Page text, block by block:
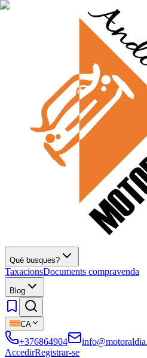
Què busques?
TaxacionsDocuments compravenda
Blog
CA
+376864904
AccedirRegistrar-se